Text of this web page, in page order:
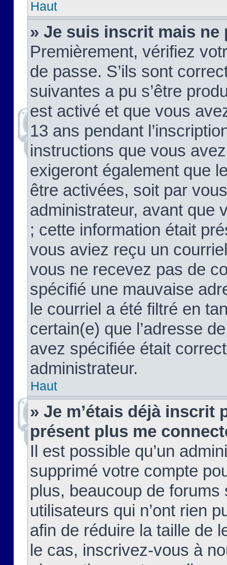
Haut
» Je suis inscrit mais ne
Premièrement, vérifiez
de passe. S’ils sont
suivantes a pu s’être
est activé et que vous
13 ans pendant
instructions que vous
exigeront également que
être activées, soit par
administrateur, avant que
; cette information était
vous aviez reçu un
vous ne recevez pas de
spécifié une mauvaise
le courriel a été filtré en
certain(e) que l’adresse
avez spécifiée était
administrateur.
Haut
» Je m’étais déjà inscrit
présent plus me
Il est possible qu’un
supprimé votre compte
plus, beaucoup de
utilisateurs qui n’ont rien
afin de réduire la taille de
le cas, inscrivez-vous à